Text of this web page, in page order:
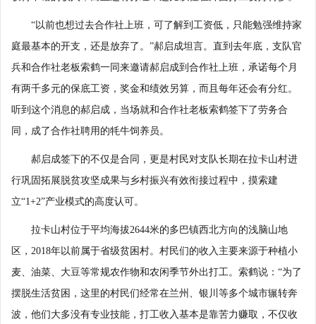
“以前也想过去合作社上班，可了解到工资低，只能勉强维持家
庭最基本的开支，还是放弃了。”郝启成坦言。直到去年底，支队官
兵和合作社老板索鹤一同来邀请郝启成到合作社上班，承诺每个月
有两千多元的保底工资，奖金和绩效另算，而且每年还会有分红。
听到这个消息的郝启成，当场就和合作社老板索鹤签下了劳务合
同，成了合作社聘用的牦牛饲养员。
郝启成签下的不仅是合同，更是村民对支队长期在拉卡山村进
行巩固拓展脱贫攻坚成果与乡村振兴有效衔接过程中，摸索建
立“1+2”产业模式的高度认可。
拉卡山村位于平均海拔2644米的多巴镇西北方向的浅脑山地
区，2018年以前属于省级贫困村。村民们的收入主要来源于种植小
麦、油菜、大豆等常规农作物和农闲季节外出打工。索鹤说：“为了
摆脱生活贫困，这里的村民们经常在兰州、银川等多个城市辗转奔
波，他们大多没有专业技能，打工收入基本是靠苦力赚取，不仅收